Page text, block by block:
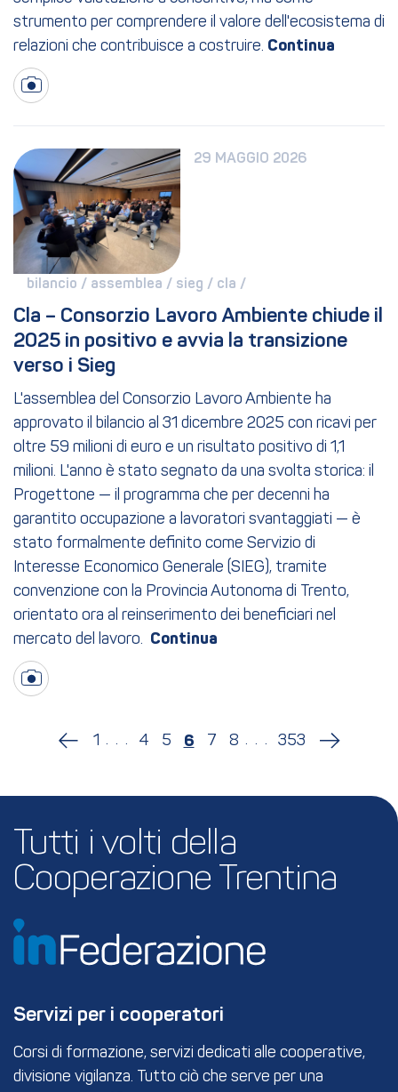
strumento per comprendere il valore dell'ecosistema di
relazioni che contribuisce a costruire.
29 MAGGIO 2026
bilancio / assemblea / sieg / cla /
Cla – Consorzio Lavoro Ambiente chiude il
2025 in positivo e avvia la transizione
verso i Sieg
L'assemblea del Consorzio Lavoro Ambiente ha
approvato il bilancio al 31 dicembre 2025 con ricavi per
oltre 59 milioni di euro e un risultato positivo di 1,1
milioni. L'anno è stato segnato da una svolta storica: il
Progettone — il programma che per decenni ha
garantito occupazione a lavoratori svantaggiati — è
stato formalmente definito come Servizio di
Interesse Economico Generale (SIEG), tramite
convenzione con la Provincia Autonoma di Trento,
orientato ora al reinserimento dei beneficiari nel
mercato del lavoro.
1 ... 4 5 6 7 8 ... 353
Tutti i volti della
Cooperazione Trentina
Servizi per i cooperatori
Corsi di formazione, servizi dedicati alle cooperative,
divisione vigilanza. Tutto ciò che serve per una